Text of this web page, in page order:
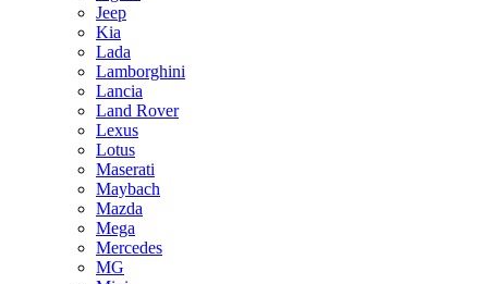
Jeep
Kia
Lada
Lamborghini
Lancia
Land Rover
Lexus
Lotus
Maserati
Maybach
Mazda
Mega
Mercedes
MG